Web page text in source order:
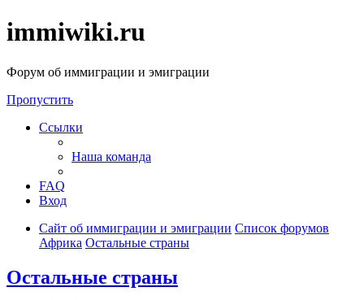
immiwiki.ru
Форум об иммиграции и эмиграции
Пропустить
Ссылки
Наша команда
FAQ
Вход
Сайт об иммиграции и эмиграции Список форумов
Африка Остальные страны
Остальные страны